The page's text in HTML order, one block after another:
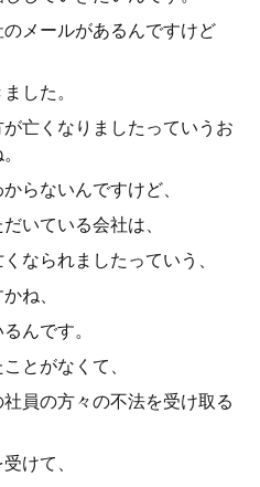
メールがあるんですけど
した。
亡くなりましたっていうお
らないんですけど、
いている会社は、
なられましたっていう、
ね、
んです。
とがなくて、
員の方々の不法を受け取る
けて、